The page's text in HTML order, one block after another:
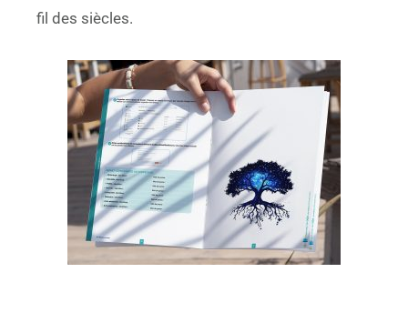
fil des siècles.